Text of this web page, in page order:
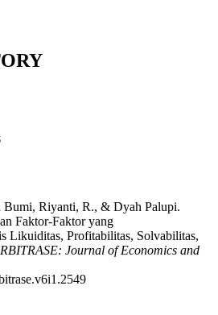
Bumi, Riyanti, R., & Dyah Palupi.
Faktor-Faktor yang
Likuiditas, Profitabilitas, Solvabilitas,
Journal of Economics and